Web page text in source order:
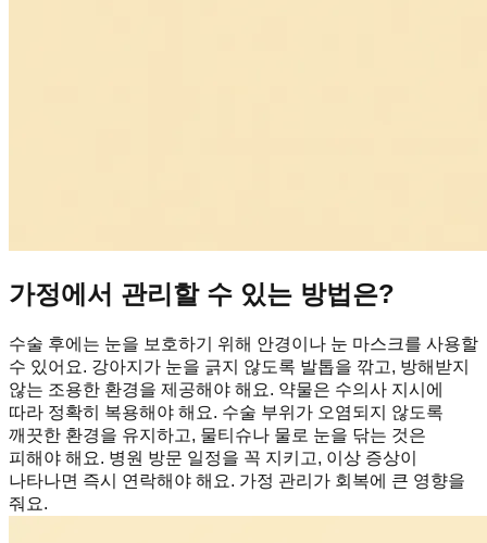
가정에서 관리할 수 있는 방법은?
수술 후에는 눈을 보호하기 위해 안경이나 눈 마스크를 사용할
수 있어요. 강아지가 눈을 긁지 않도록 발톱을 깎고, 방해받지
않는 조용한 환경을 제공해야 해요. 약물은 수의사 지시에
따라 정확히 복용해야 해요. 수술 부위가 오염되지 않도록
깨끗한 환경을 유지하고, 물티슈나 물로 눈을 닦는 것은
피해야 해요. 병원 방문 일정을 꼭 지키고, 이상 증상이
나타나면 즉시 연락해야 해요. 가정 관리가 회복에 큰 영향을
줘요.